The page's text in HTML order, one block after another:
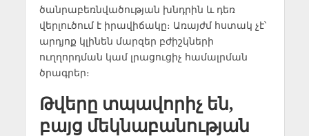
ծանրաբեռնվածության խնդրին և դեռ
վերլուծում է իրավիճակը։ Առայժմ հստակ չէ՝
արդյոք կլինեն մարզեր բժիշկների
ուղղորդման կամ լրացուցիչ համալրման
ծրագրեր։
Թվերը տպավորիչ են,
բայց մեկնաբանության